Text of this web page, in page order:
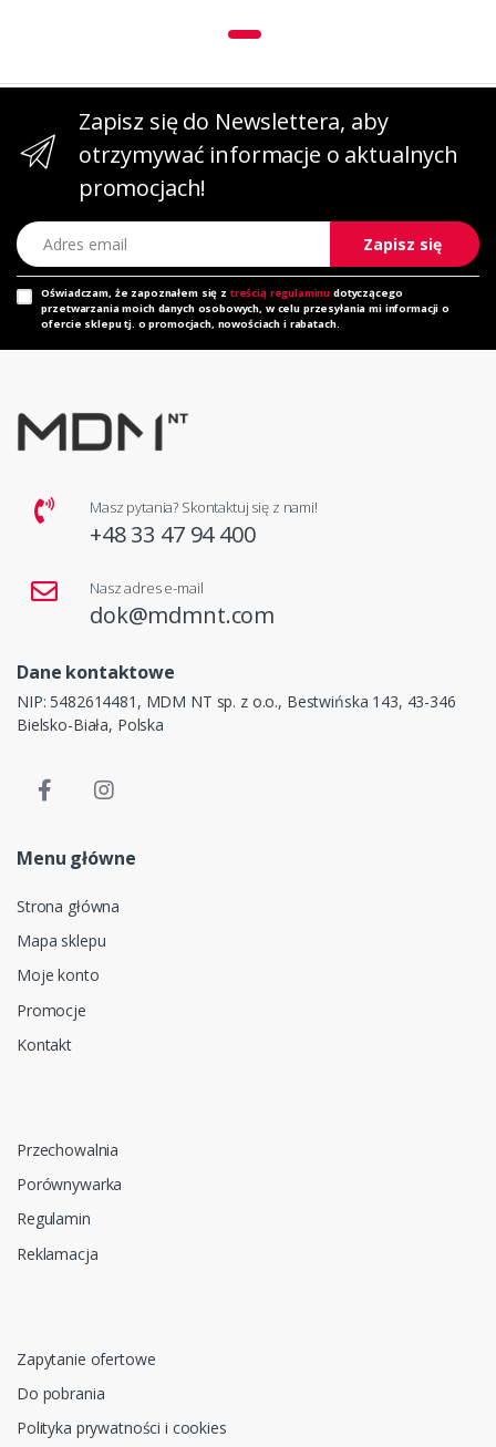
Zapisz się do Newslettera, aby
otrzymywać informacje o aktualnych
promocjach!
Adres email
Zapisz się
Oświadczam, że zapoznałem się z treścią regulaminu dotyczącego
przetwarzania moich danych osobowych, w celu przesyłania mi informacji o
ofercie sklepu tj. o promocjach, nowościach i rabatach.
Masz pytania? Skontaktuj się z nami!
+48 33 47 94 400
Nasz adres e-mail
dok@mdmnt.com
Dane kontaktowe
NIP: 5482614481, MDM NT sp. z o.o., Bestwińska 143, 43-346
Bielsko-Biała, Polska
Menu główne
Strona główna
Mapa sklepu
Moje konto
Promocje
Kontakt
Przechowalnia
Porównywarka
Regulamin
Reklamacja
Zapytanie ofertowe
Do pobrania
Polityka prywatności i cookies